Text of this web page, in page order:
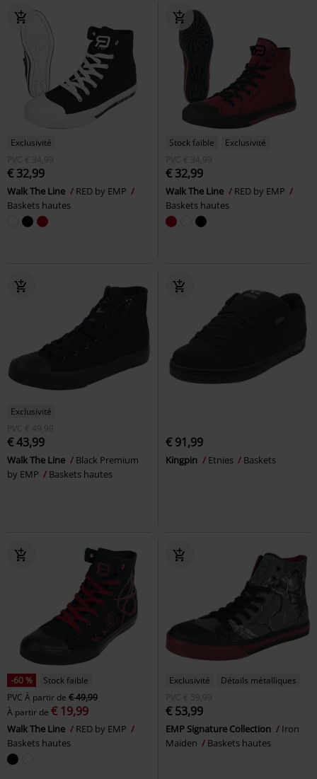
Exclusivité
PVC € 34,99
€ 32,99
Walk The Line
RED by EMP
Baskets hautes
Stock faible
Exclusivité
PVC € 34,99
€ 32,99
Walk The Line
RED by EMP
Baskets hautes
Exclusivité
PVC € 49,99
€ 43,99
Walk The Line
Black Premium
by EMP
Baskets hautes
€ 91,99
Kingpin Etnies Baskets
-60 %
Stock faible
PVC À partir de € 49,99
À partir de € 19,99
Walk The Line
RED by EMP
Baskets hautes
Exclusivité
Détails métalliques
PVC € 59,99
€ 53,99
EMP Signature Collection
Iron
Maiden
Baskets hautes